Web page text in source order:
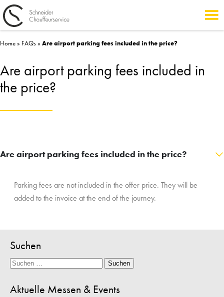
Home» FAQs» Are airport parking fees included in the price?
Are airport parking fees included in
the price?
Are airport parking fees included in the price?
Parking fees are not included in the offer price. They will be
added to the invoice at the end of the journey.
Suchen
Suche Suchen
Aktuelle Messen & Events